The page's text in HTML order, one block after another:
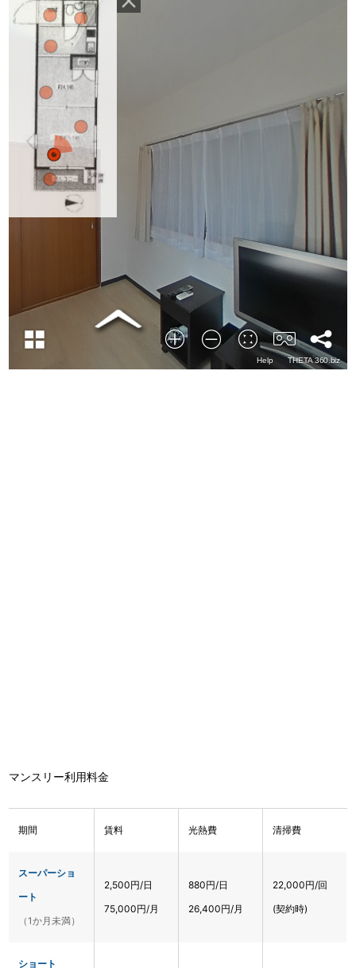
マンスリー利用料金
期間 賃料 光熱費 清掃費
スーパーショ
ート
（1か月未満）
2,500円/日
75,000円/月
880円/日
26,400円/月
22,000円/回
(契約時)
ショート